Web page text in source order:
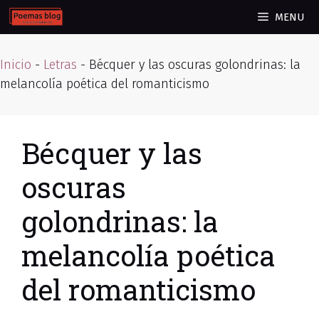
Skip
to
MENU
Inicio - Letras - Bécquer y las oscuras golondrinas: la
melancolía poética del romanticismo
Bécquer y las
oscuras
golondrinas: la
melancolía poética
del romanticismo